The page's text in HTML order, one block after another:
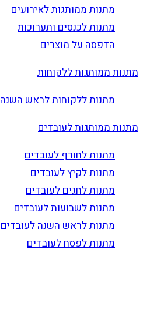
מתנות ממותגות לאירועים
מתנות לכנסים ותערוכות
הדפסה על מוצרים
מתנות ממותגות ללקוחות
מתנות ללקוחות לראש השנה
מתנות ממותגות לעובדים
מתנות לחורף לעובדים
מתנות לקיץ לעובדים
מתנות לחגים לעובדים
מתנות לשבועות לעובדים
מתנות לראש השנה לעובדים
מתנות לפסח לעובדים